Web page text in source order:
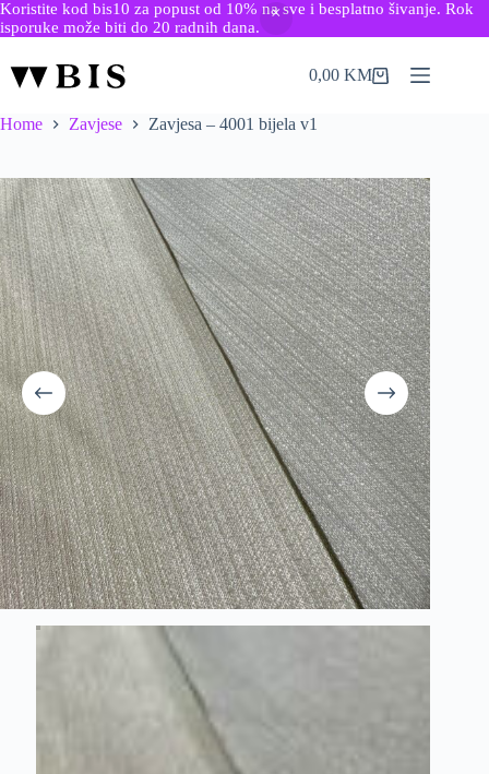
Koristite kod bis10 za popust od 10% na sve i besplatno šivanje. Rok
isporuke može biti do 20 radnih dana.
to
content
Shopping
0,00KM
Home Zavjese Zavjesa – 4001 bijela v1